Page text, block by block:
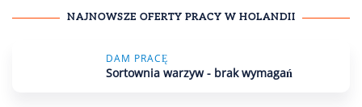
NAJNOWSZE OFERTY PRACY W HOLANDII
DAM PRACĘ
Sortownia warzyw - brak wymagań